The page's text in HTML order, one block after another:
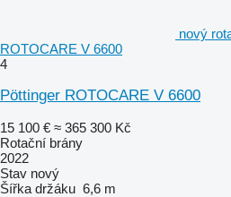
nový
ROTOCARE V 6600
4
Pöttinger ROTOCARE V 6600
15 100 € ≈ 365 300 Kč
Rotační brány
2022
Stav nový
Šířka držáku 6,6 m